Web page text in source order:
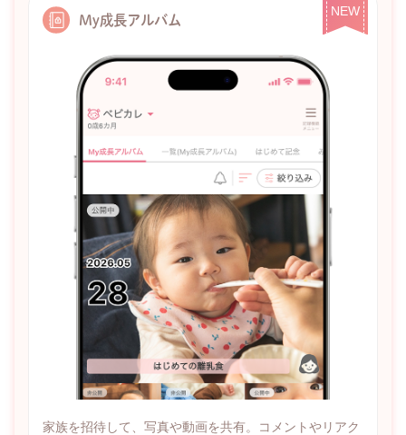
NEW
My成長アルバム
家族を招待して、写真や動画を共有。コメントやリアク